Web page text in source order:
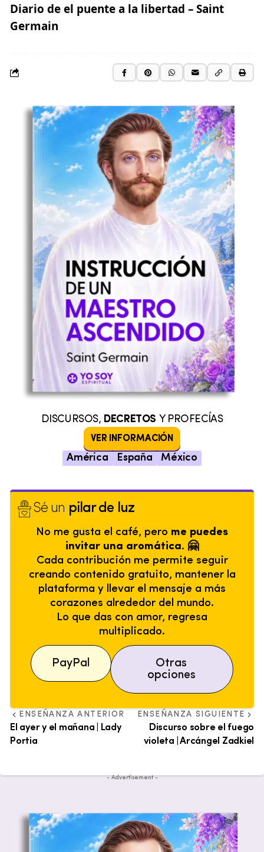
Diario de el puente a la libertad – Saint
Germain
DISCURSOS, DECRETOS Y PROFECÍAS
VER INFORMACIÓN
América España México
Sé un pilar de luz
No me gusta el café, pero me puedes
invitar una aromática. 🤗
Cada contribución me permite seguir
creando contenido gratuito, mantener la
plataforma y llevar el mensaje a más
corazones alrededor del mundo.
Lo que das con amor, regresa
multiplicado.
PayPal
Otras
opciones
ENSEÑANZA ANTERIOR
El ayer y el mañana | Lady
Portia
ENSEÑANZA SIGUIENTE
Discurso sobre el fuego
violeta | Arcángel Zadkiel
- Advertisement -